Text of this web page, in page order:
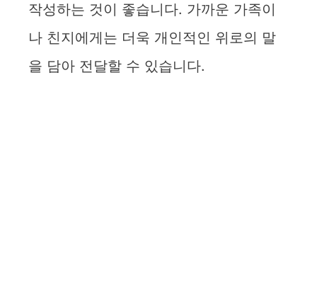
d
e
작성하는 것이 좋습니다. 가까운 가족이
나 친지에게는 더욱 개인적인 위로의 말
을 담아 전달할 수 있습니다.